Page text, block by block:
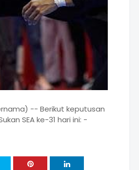
-- Berikut keputusan
SEA ke-31 hari ini: -